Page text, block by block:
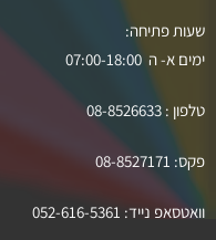
שעות פתיחה:
ימים א- ה 07:00-18:00
טלפון : 08-8526633
פקס: 08-8527171
וואטסאפ נייד: 052-616-5361